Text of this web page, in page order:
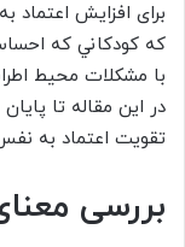
برای افزایش
که كودكاني كه
با مشكلات محيط
در این مقاله تا
تقویت اعتماد به
بررسی